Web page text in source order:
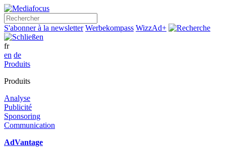
S'abonner à la newsletter Werbekompass WizzAd+ Rechercher
fr
en de
Produits
Produits
Analyse
Publicité
Sponsoring
Communication
AdVantage